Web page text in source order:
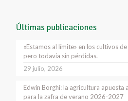
Últimas publicaciones
«Estamos al límite» en los cultivos
pero todavía sin pérdidas.
29 julio, 2026
Edwin Borghi: la agricultura apuesta
para la zafra de verano 2026-2027